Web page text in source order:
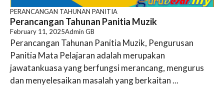
PERANCANGAN TAHUNAN PANITIA
Perancangan Tahunan Panitia Muzik
February 11, 2025Admin GB
Perancangan Tahunan Panitia Muzik, Pengurusan
Panitia Mata Pelajaran adalah merupakan
jawatankuasa yang berfungsi merancang, mengurus
dan menyelesaikan masalah yang berkaitan ...